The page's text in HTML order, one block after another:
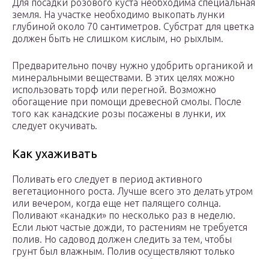
Для посадки розового куста необходима специальная
земля. На участке необходимо выкопать лунки
глубиной около 70 сантиметров. Субстрат для цветка
должен быть не слишком кислым, но рыхлым.
Предварительно почву нужно удобрить органикой и
минеральными веществами. В этих целях можно
использовать торф или перегной. Возможно
обогащение при помощи древесной смолы. После
того как канадские розы посажены в лунки, их
следует окучивать.
Как ухаживать
Поливать его следует в период активного
вегетационного роста. Лучше всего это делать утром
или вечером, когда еще нет палящего солнца.
Поливают «канадки» по несколько раз в неделю.
Если льют частые дожди, то растениям не требуется
полив. Но садовод должен следить за тем, чтобы
грунт был влажным. Полив осуществляют только